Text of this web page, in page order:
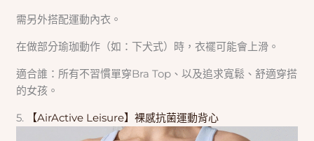
需另外搭配運動內衣。
在做部分瑜珈動作（如：下犬式）時，衣襬可能會上滑。
適合誰：所有不習慣單穿Bra Top、以及追求寬鬆、舒適穿搭
的女孩。
5. 【AirActive Leisure】裸感抗菌運動背心